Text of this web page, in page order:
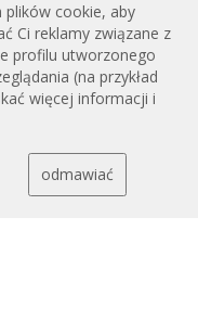
na zamówienie
oczyszczania
plików cookie, aby
Ci reklamy związane z
profilu utworzonego
(na przykład
więcej informacji i
odmawiać